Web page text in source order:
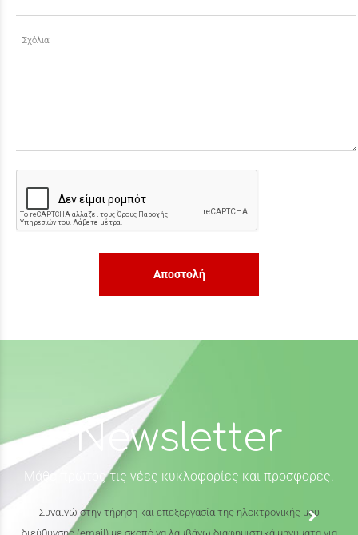
Σχόλια:
Αποστολή
Newsletter
Μάθε πρώτος τις νέες κυκλοφορίες και προσφορές.
Συναινώ στην τήρηση και επεξεργασία της ηλεκτρονικής μου